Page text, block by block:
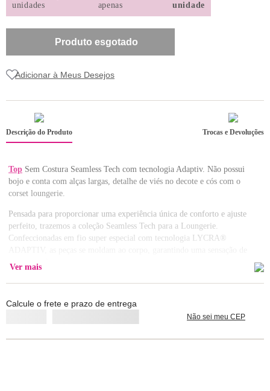
apenas
unidade
Produto esgotado
Descrição do Produto Trocas e Devoluções
Top Sem Costura Seamless Tech com tecnologia Adaptiv. Não possui
bojo e conta com alças largas, detalhe de viés no decote e cós com o
corset loungerie.
Pensada para proporcionar uma experiência única de conforto e ajuste
perfeito, trazemos a coleção Seamless Tech para a Loungerie.
Confeccionadas em fio super especial com tecnologia LYCRA®
segunda pele.
Composição: Poliamida 96% / Elastano 4%
Lavar com cores similares.
Ver mais
Calcule o frete e prazo de entrega
Não sei meu CEP